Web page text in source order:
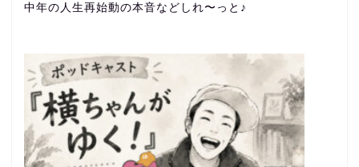
中年の人生再始動の本音などしれ〜っと♪